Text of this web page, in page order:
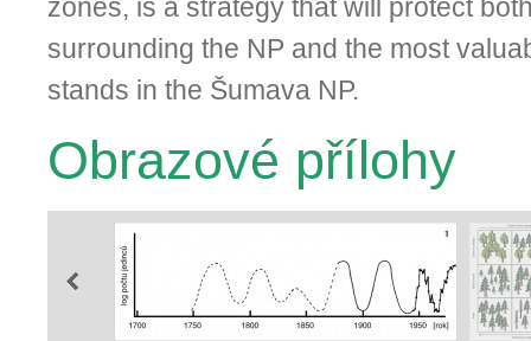
zones, is a strategy that will protect
surrounding the NP and the most
stands in the Šumava NP.
Obrazové přílohy